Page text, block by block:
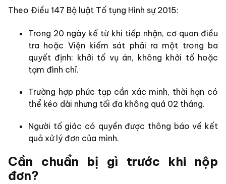
Theo Điều 147 Bộ luật Tố tụng Hình sự 2015:
Trong 20 ngày kể từ khi tiếp nhận, cơ quan điều
tra hoặc Viện kiểm sát phải ra một trong ba
quyết định: khởi tố vụ án, không khởi tố hoặc
tạm đình chỉ.
Trường hợp phức tạp cần xác minh, thời hạn có
thể kéo dài nhưng tối đa không quá 02 tháng.
Người tố giác có quyền được thông báo về kết
quả xử lý đơn của mình.
Cần chuẩn bị gì trước khi nộp
đơn?